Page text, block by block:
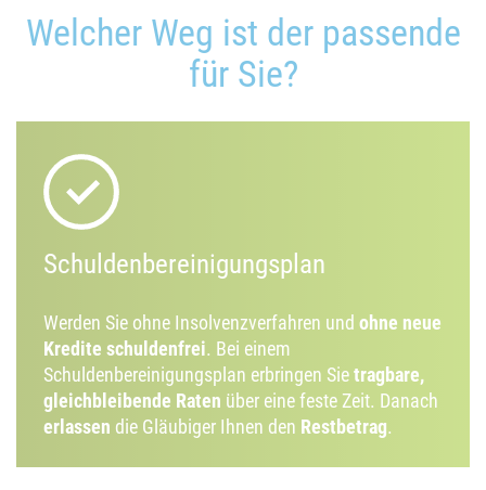
Welcher Weg ist der passende
für Sie?
Schuldenbereinigungsplan
Werden Sie ohne Insolvenzverfahren und ohne neue
Kredite schuldenfrei. Bei einem
Schuldenbereinigungsplan erbringen Sietragbare,
gleichbleibende Raten über eine feste Zeit. Danach
erlassen die Gläubiger Ihnen den Restbetrag.